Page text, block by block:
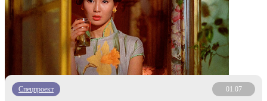
Спецпроект 01.07